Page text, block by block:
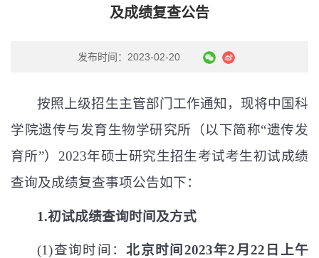
及成绩复查公告
发布时间：2023-02-20
按照上级招生主管部门工作通知，现将中国科
学院遗传与发育生物学研究所（以下简称“遗传发
育所”） 2023年硕士研究生招生考试考生初试成绩
查询及成绩复查事项公告如下：
1.初试成绩查询时间及方式
(1)查询时间：北京时间 2023年2月22 日上午